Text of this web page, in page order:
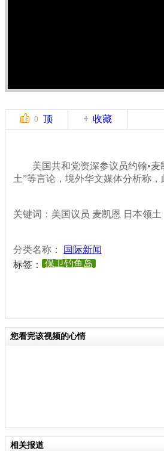
0 顶 收藏
美国共和党资深参议员约翰•麦
土”等言论，境外华文媒体分析称，
关键词：美国议员 麦凯恩 日本领土
分类名称：
国际新闻
标签：
保卫钓鱼岛
您看完该视频的心情
相关报道